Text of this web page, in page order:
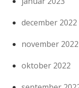
december 2022
november 2022
oktober 2022